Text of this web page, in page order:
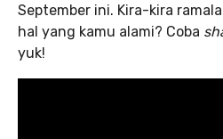
September ini. Kira-kira
hal yang kamu alami? Coba
yuk!